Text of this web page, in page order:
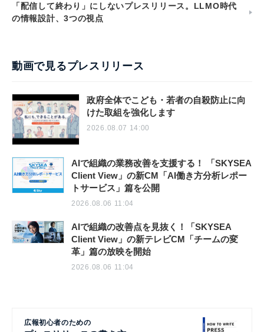
「配信して終わり」にしないプレスリリース。LLMO時代
の情報設計、3つの視点
動画で見るプレスリリース
政府全体でこども・若者の自殺防止に向
けた取組を強化します
2026.08.07 14:00
AIで組織の業務改善を支援する！ 「SKYSEA
Client View」の新CM「AI働き方分析レポー
トサービス」篇を公開
2026.08.06 11:04
AIで組織の改善点を見抜く！「SKYSEA
Client View」の新テレビCM「チームの変
革」篇の放映を開始
2026.08.06 11:04
広報初心者のための